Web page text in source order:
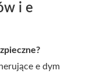
i e
e dym